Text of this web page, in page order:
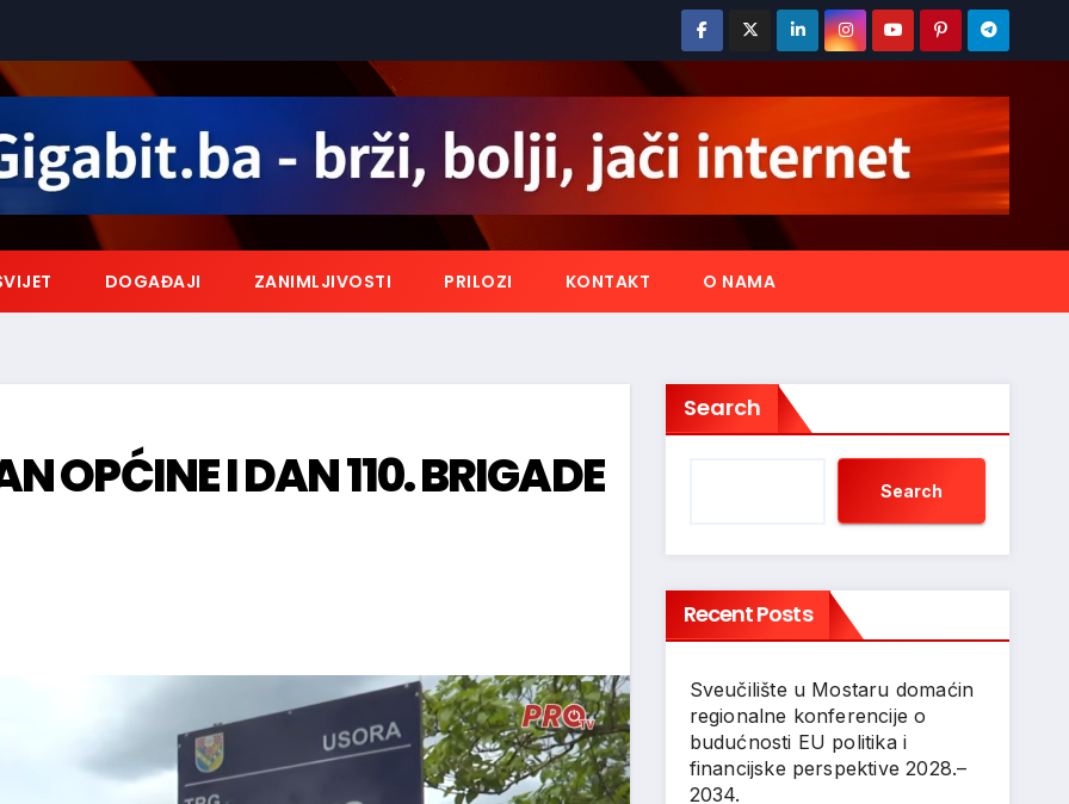
DOGAĐAJI ZANIMLJIVOSTI PRILOZI KONTAKT O NAMA
OPĆINE I DAN 110. BRIGADE
Search
Search
Recent Posts
Sveučilište u Mostaru domaćin
regionalne konferencije o
budućnosti EU politika i
financijske perspektive 2028.–
2034.